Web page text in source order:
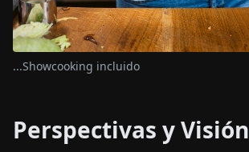
...Showcooking incluido
Perspectivas y Visión